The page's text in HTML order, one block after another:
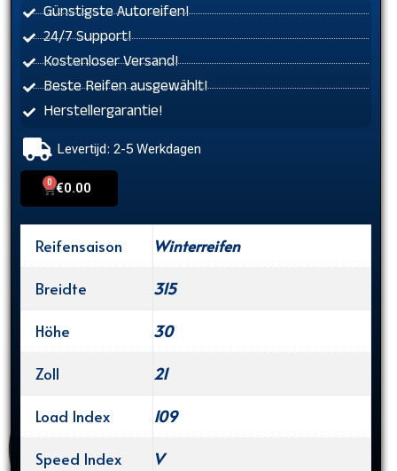
Günstigste Autoreifen!
24/7 Support!
Kostenloser Versand!
Beste Reifen ausgewählt!
Herstellergarantie!
Levertijd: 2-5 Werkdagen
€0.00
0
Cart
Reifensaison
Winterreifen
Breidte
315
Höhe
30
Zoll
21
Load Index
109
Speed Index
V